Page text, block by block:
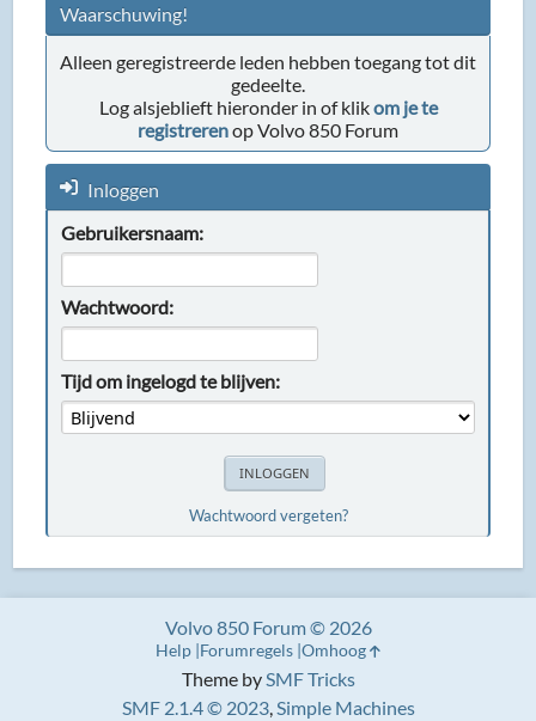
Waarschuwing!
Alleen geregistreerde leden hebben toegang tot dit
gedeelte.
Log alsjeblieft hieronder in of klikom je te
registrerenop Volvo 850 Forum
Inloggen
Gebruikersnaam:
Wachtwoord:
Tijd om ingelogd te blijven:
Wachtwoord vergeten?
Theme bySMF Tricks
SMF 2.1.4 © 2023,Simple Machines
Volvo 850 Forum © 2026
Help Forumregels Omhoog